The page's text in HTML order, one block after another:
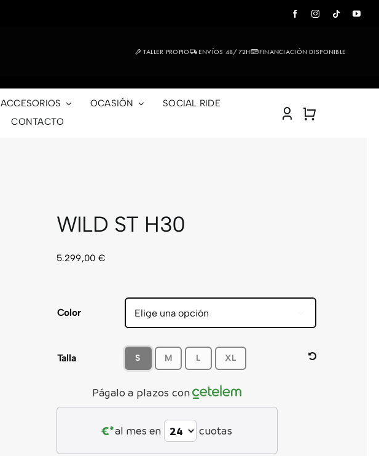
TALLER PROPIO ENVÍOS 48/72H FINANCIACIÓN DISPONIBLE
ACCESORIOS OCASIÓN
SOCIAL RIDE
CONTACTO
WILD ST H30
5.299,00 €
Color
Talla S M L XL
Págalo a plazos con
€*al mes en cuotas